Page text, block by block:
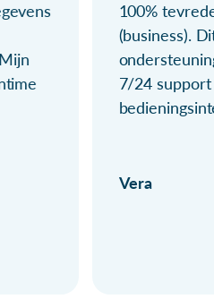
100%
(business).
7/24 support
Vera